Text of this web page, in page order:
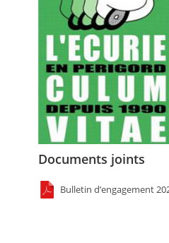
Documents joints
Bulletin d’engagement